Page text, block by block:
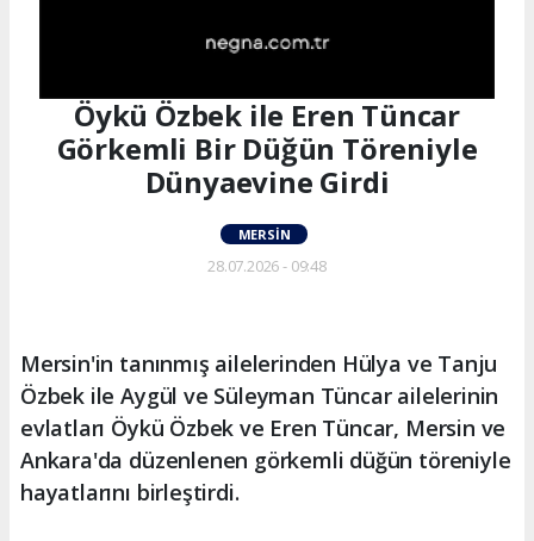
Öykü Özbek ile Eren Tüncar
Görkemli Bir Düğün Töreniyle
Dünyaevine Girdi
MERSIN
28.07.2026 - 09:48
Mersin'in tanınmış ailelerinden Hülya ve Tanju
Özbek ile Aygül ve Süleyman Tüncar ailelerinin
evlatları Öykü Özbek ve Eren Tüncar, Mersin ve
Ankara'da düzenlenen görkemli düğün töreniyle
hayatlarını birleştirdi.